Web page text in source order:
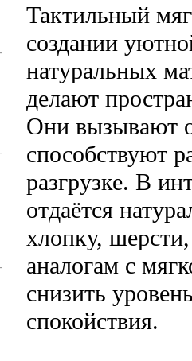
Тактильный
создании
натуральных
делают
Они вызывают
способствуют
разгрузке. В
отдаётся
хлопку,
аналогам с
снизить
спокойствия.